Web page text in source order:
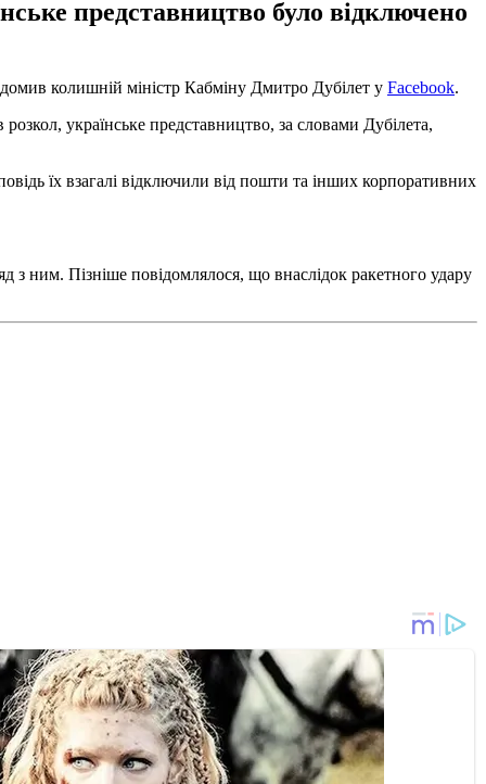
представництво було відключено
колишній міністр Кабміну Дмитро Дубілет у Facebook.
українське представництво, за словами Дубілета,
їх взагалі відключили від пошти та інших корпоративних
з ним. Пізніше повідомлялося, що внаслідок ракетного удару